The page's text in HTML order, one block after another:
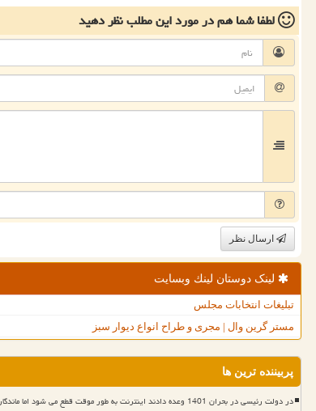
لطفا شما همدر مورد این مطلبنظر دهید
ارسال نظر
لینک دوستان لینك وبسایت
تبلیغات انتخابات مجلس
مستر گرین وال | مجری و طراح انواع دیوار سبز
پربیننده ترین ها
در دولت رئیسی در بحران 1401 وعده دادند اینترنت به طور موقت قطع می شود اما ماندگار شد